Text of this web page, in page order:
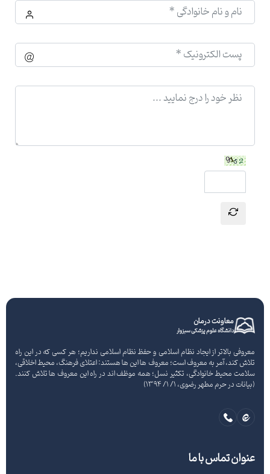
معاونت درمان
دانشگاه علوم پزشکی سبزوار
معروفی بالاتر از ایجاد نظام اسلامی و حفظ نظام اسلامی نداریم؛ هر کسی که در این راه
تلاش کند، آمر به معروف است؛ معروف ها این ها هستند: اعتلای فرهنگ، محیط اخلاقی،
سلامت محیط خانوادگی، تکثیر نسل؛ همه موظف اند در راه این معروف ها تلاش کنند.
(بیانات در حرم مطهر رضوی، 1/ 1/ 1394)
عنوان تماس با ما